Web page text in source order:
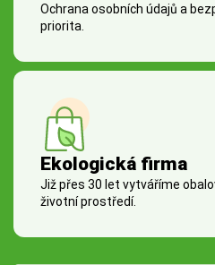
Ochrana osobních údajů a
priorita.
Ekologická firma
Již přes 30 let vytváříme
životní prostředí.